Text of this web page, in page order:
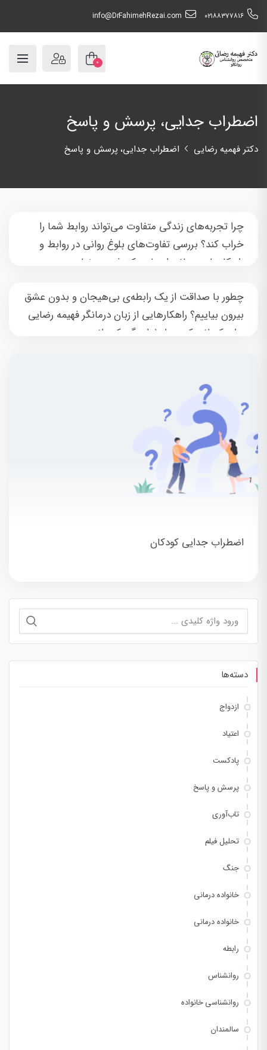
٠٢١٨٨٣٧٧٨١٦ info@DrFahimehRezai.com
۰
اضطراب جدایی، پرسش و پاسخ
دکتر فهمیه رضایی اضطراب جدایی، پرسش و پاسخ
چرا تجربه‌های زندگی متفاوت می‌تواند روابط شما را
خراب کند؟ بررسی تفاوت‌های بلوغ روانی در روابط و
راهکارهای درمانی از زبان دکتر فهیمه رضایی
چطور با صداقت از یک رابطه‌ی بی‌هیجان و بدون عشق
بیرون بیاییم؟ راهکارهایی از زبان درمانگر فهیمه رضایی
برای کسانی که در رابطه‌ای گیر کرده‌اند
اضطراب جدایی کودکان
جستجو
برای:
دسته‌ها
ازدواج
اعتیاد
پادکست
پرسش و پاسخ
تاب‌آوری
تحلیل فیلم
جنگ
خانواده درمانی
خانواده درمانی
رابطه
روانشناس
روانشناسی خانواده
سالمندان